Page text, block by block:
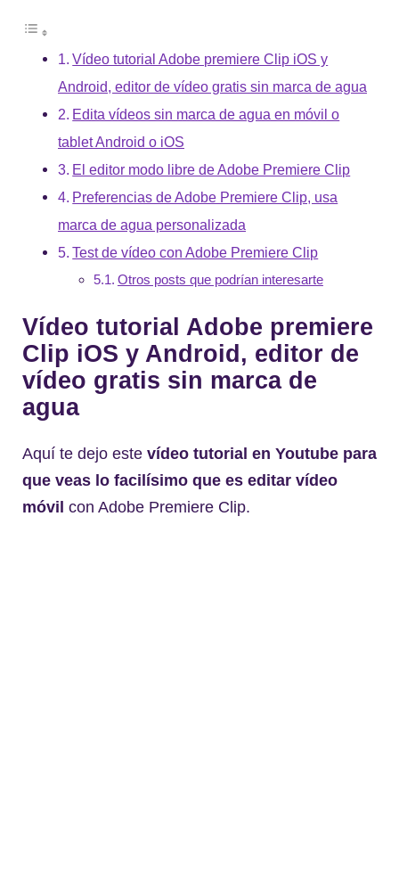
Vídeo tutorial Adobe premiere Clip iOS y
Android, editor de vídeo gratis sin marca de agua
Edita vídeos sin marca de agua en móvil o
tablet Android o iOS
El editor modo libre de Adobe Premiere Clip
Preferencias de Adobe Premiere Clip, usa
marca de agua personalizada
Test de vídeo con Adobe Premiere Clip
Otros posts que podrían interesarte
Vídeo tutorial Adobe premiere
Clip iOS y Android, editor de
vídeo gratis sin marca de
agua
Aquí te dejo este vídeo tutorial en Youtube para
que veas lo facilísimo que es editar vídeo
móvil con Adobe Premiere Clip.